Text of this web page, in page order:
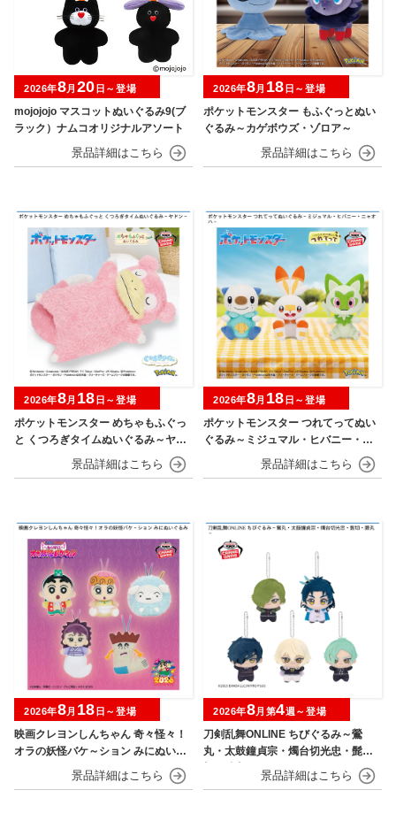
mojojojo マスコットぬいぐるみ9(ブ
ラック）ナムコオリジナルアソート
2026年8月 20 日～登場
ポケットモンスター もふぐっとぬい
ぐるみ～カゲボウズ・ゾロア～
2026年8月 18 日～登場
ポケットモンスター めちゃもふぐっ
と くつろぎタイムぬいぐるみ～ヤド
2026年8月 18 日～登場
ポケットモンスター つれてってぬい
ぐるみ～ミジュマル・ヒバニー・ニ
2026年8月 18 日～登場
映画クレヨンしんちゃん 奇々怪々！
オラの妖怪バケ～ション みにぬいぐ
2026年8月 18 日～登場
刀剣乱舞ONLINE ちびぐるみ～鶯
丸・太鼓鐘貞宗・燭台切光忠・髭
2026年8月第4週～登場